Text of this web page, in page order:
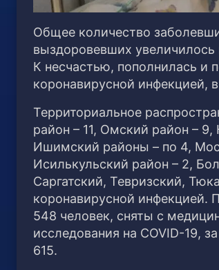
Общее количество
выздоровевших увеличилось
К несчастью, пополнилась и
коронавирусной инфекцией,
Территориальное
район – 11, Омский район –
Ишимский районы – по 4,
Исилькульский район – 2,
Саргатский, Тевризский,
коронавирусной инфекцией.
548 человек, сняты с
исследования на COVID-19,
615.